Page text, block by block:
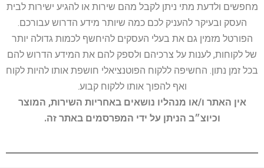
מחפשים ולדעת מתי ניתן לקבל מהם שירות או להגיע ישירות לבית
העסק ובעיקר להעניק לכם כמה שיותר מידע הדרוש עבורכם.
הפורטל מזמין גם את בעלי העסקים להיחשף לכמות גדולה יותר
של לקוחות, לענות על צרכיהם ולספק להם את המידע הדרוש להם
בכל זמן נתון. החשיפה ללקוח הפוטנציאלי חושפת אותו להיות לקוח
ואף להפוך אותו ללקוח קבוע.
אין האתר ו/או מנהליו נושאים באחריות השירות, המוצר
וכיוצ״ב הניתן על ידי המפרסמים באתר זה.